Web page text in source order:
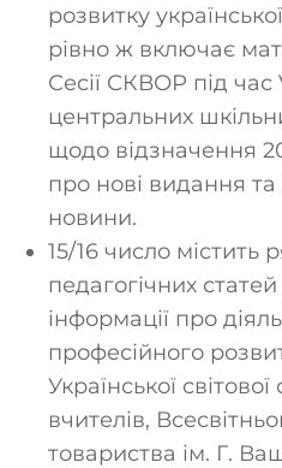
розвитку
рівно ж включає
Сесії СКВОР під час
центральних
щодо відзначення
про нові видання та
новини.
15/16 число містить
педагогічних статей
інформації про
професійного
Української
вчителів,
товариства ім. Г.